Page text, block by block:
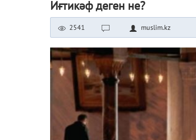
Иғтикәф деген не?
2541 muslim.kz